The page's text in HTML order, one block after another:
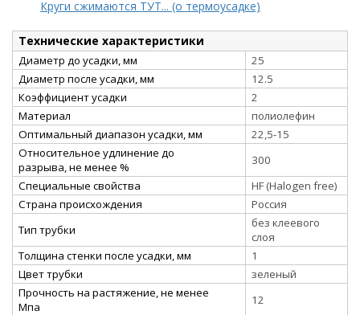
Круги сжимаются ТУТ... (о термоусадке)
Технические характеристики
Диаметр до усадки, мм
25
Диаметр после усадки, мм
12.5
Коэффициент усадки
2
Материал
полиолефин
Оптимальный диапазон усадки, мм
22,5-15
Относительное удлинение до
разрыва, не менее %
300
Специальные свойства
HF (Halogen free)
Страна происхождения
Россия
Тип трубки
без клеевого
слоя
Толщина стенки после усадки, мм
1
Цвет трубки
зеленый
Прочность на растяжение, не менее
Мпа
12